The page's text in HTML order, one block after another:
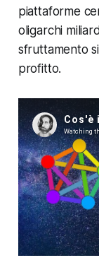
piattaforme
oligarchi
sfruttamento
profitto.